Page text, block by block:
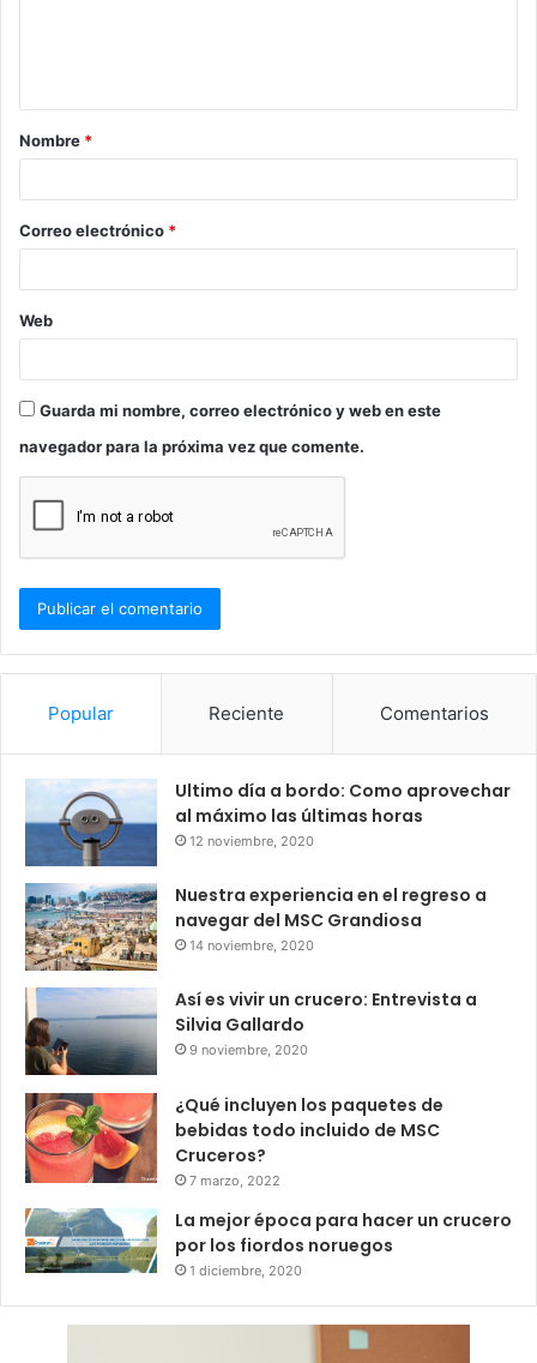
a
r
*
Nombre *
Correo electrónico *
Web
Guarda mi nombre, correo electrónico y web en este
navegador para la próxima vez que comente.
Popular Reciente Comentarios
Ultimo día a bordo: Como aprovechar
al máximo las últimas horas
12 noviembre, 2020
Nuestra experiencia en el regreso a
navegar del MSC Grandiosa
14 noviembre, 2020
Así es vivir un crucero: Entrevista a
Silvia Gallardo
9 noviembre, 2020
¿Qué incluyen los paquetes de
bebidas todo incluido de MSC
Cruceros?
7 marzo, 2022
La mejor época para hacer un crucero
por los fiordos noruegos
1 diciembre, 2020